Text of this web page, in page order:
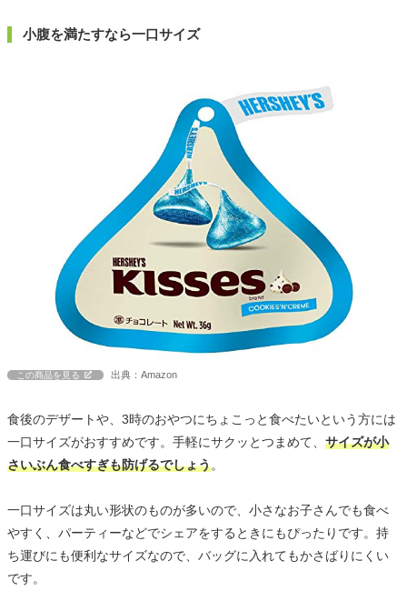
小腹を満たすなら一口サイズ
この商品を見る 出典：Amazon
食後のデザートや、3時のおやつにちょこっと食べたいという方には
一口サイズがおすすめです。手軽にサクッとつまめて、 サイズが小
さいぶん食べすぎも防げるでしょう。
一口サイズは丸い形状のものが多いので、小さなお子さんでも食べ
やすく、パーティーなどでシェアをするときにもぴったりです。持
ち運びにも便利なサイズなので、バッグに入れてもかさばりにくい
です。